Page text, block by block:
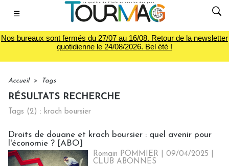
☰
Nos bureaux sont fermés du 27/07 au 16/08. Retour de la newsletter
quotidienne le 24/08/2026. Bel été !
Accueil > Tags
RÉSULTATS RECHERCHE
Tags (2) : krach boursier
Droits de douane et krach boursier : quel avenir pour
l'économie ? [ABO]
Romain POMMIER | 09/04/2025
CLUB ABONNES